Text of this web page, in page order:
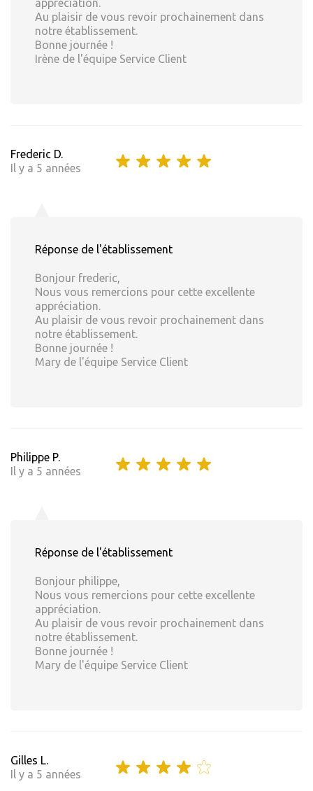
appréciation.
Au plaisir de vous revoir prochainement dans
notre établissement.
Bonne journée !
Irène de l'équipe Service Client
Frederic D.
Il y a 5 années
Réponse de l'établissement
Bonjour frederic,
Nous vous remercions pour cette excellente
appréciation.
Au plaisir de vous revoir prochainement dans
notre établissement.
Bonne journée !
Mary de l'équipe Service Client
Philippe P.
Il y a 5 années
Réponse de l'établissement
Bonjour philippe,
Nous vous remercions pour cette excellente
appréciation.
Au plaisir de vous revoir prochainement dans
notre établissement.
Bonne journée !
Mary de l'équipe Service Client
Gilles L.
Il y a 5 années